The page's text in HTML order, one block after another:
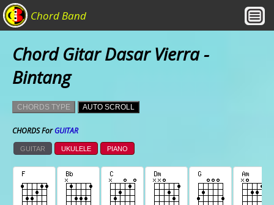
Chord Band
Chord Gitar Dasar Vierra -
Bintang
CHORDS TYPE AUTO SCROLL
CHORDS ForGUITAR
GUITAR UKULELE PIANO